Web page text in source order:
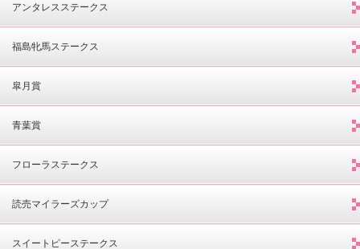
アンタレスステークス
福島牝馬ステークス
皐月賞
青葉賞
フローラステークス
読売マイラーズカップ
スイートピーステークス